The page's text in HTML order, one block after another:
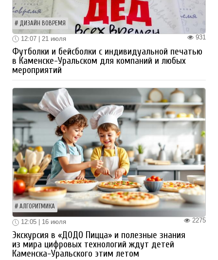
ДИЗАЙН ВОВРЕМЯ
931
12:07 | 21 июля
Футболки и бейсболки с индивидуальной печатью
в Каменске-Уральском для компаний и любых
мероприятий
АЛГОРИТМИКА
2275
12:05 | 16 июля
Экскурсия в «ДОДО Пицца» и полезные знания
из мира цифровых технологий ждут детей
Каменска-Уральского этим летом